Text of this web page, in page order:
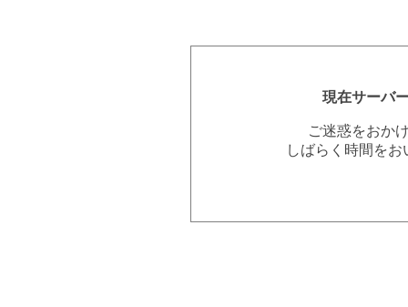
現在サーバ
ご迷惑をおか
しばらく時間を